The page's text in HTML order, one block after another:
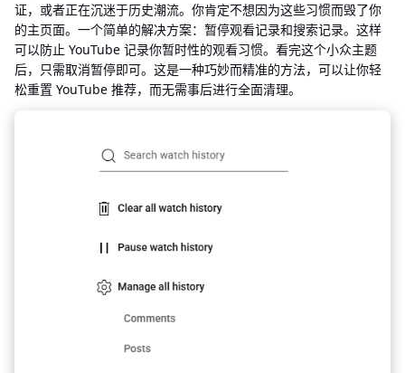
证，或者正在沉迷于历史潮流。你肯定不想因为这些习惯而毁了你
的主页面。一个简单的解决方案：暂停观看记录和搜索记录。这样
可以防止 YouTube 记录你暂时性的观看习惯。看完这个小众主题
后，只需取消暂停即可。这是一种巧妙而精准的方法，可以让你轻
松重置 YouTube 推荐，而无需事后进行全面清理。